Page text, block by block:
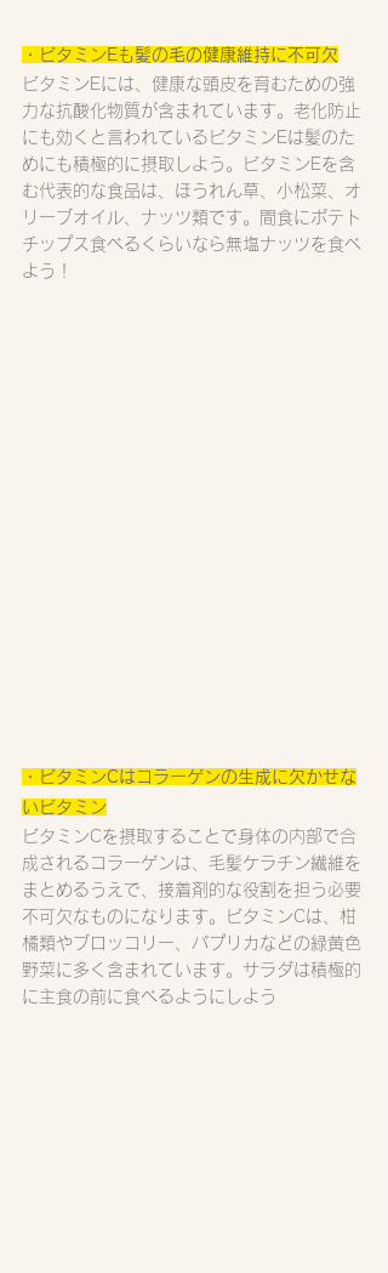
・ビタミンEも髪の毛の健康維持に不可欠
ビタミンEには、健康な頭皮を育むための強
力な抗酸化物質が含まれています。老化防止
にも効くと言われているビタミンEは髪のた
めにも積極的に摂取しよう。ビタミンEを含
む代表的な食品は、ほうれん草、小松菜、オ
リーブオイル、ナッツ類です。間食にポテト
チップス食べるくらいなら無塩ナッツを食べ
よう！
・ビタミンCはコラーゲンの生成に欠かせな
いビタミン
ビタミンCを摂取することで身体の内部で合
成されるコラーゲンは、毛髪ケラチン繊維を
まとめるうえで、接着剤的な役割を担う必要
不可欠なものになります。ビタミンCは、柑
橘類やブロッコリー、パプリカなどの緑黄色
野菜に多く含まれています。サラダは積極的
に主食の前に食べるようにしよう